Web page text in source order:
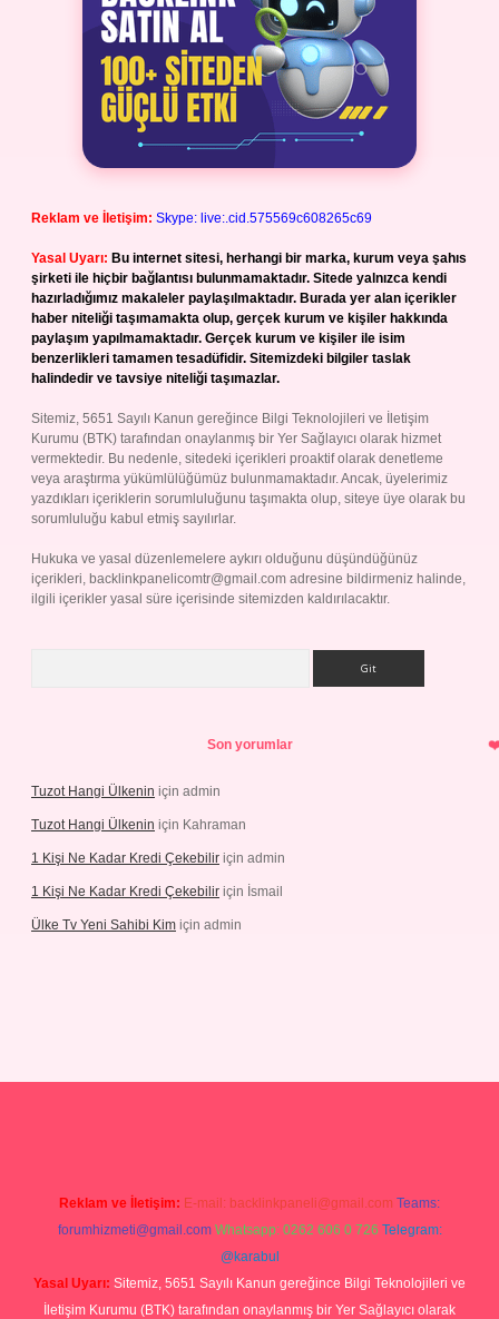
Reklam ve İletişim: Skype: live:.cid.575569c608265c69
Yasal Uyarı: Bu internet sitesi, herhangi bir marka, kurum veya şahıs
şirketi ile hiçbir bağlantısı bulunmamaktadır. Sitede yalnızca kendi
hazırladığımız makaleler paylaşılmaktadır. Burada yer alan içerikler
haber niteliği taşımamakta olup, gerçek kurum ve kişiler hakkında
paylaşım yapılmamaktadır. Gerçek kurum ve kişiler ile isim
benzerlikleri tamamen tesadüfidir. Sitemizdeki bilgiler taslak
halindedir ve tavsiye niteliği taşımazlar.
Sitemiz, 5651 Sayılı Kanun gereğince Bilgi Teknolojileri ve İletişim
Kurumu (BTK) tarafından onaylanmış bir Yer Sağlayıcı olarak hizmet
vermektedir. Bu nedenle, sitedeki içerikleri proaktif olarak denetleme
veya araştırma yükümlülüğümüz bulunmamaktadır. Ancak, üyelerimiz
yazdıkları içeriklerin sorumluluğunu taşımakta olup, siteye üye olarak bu
sorumluluğu kabul etmiş sayılırlar.
Hukuka ve yasal düzenlemelere aykırı olduğunu düşündüğünüz
içerikleri, backlinkpanelicomtr@gmail.com adresine bildirmeniz halinde,
ilgili içerikler yasal süre içerisinde sitemizden kaldırılacaktır.
Son yorumlar
Tuzot Hangi Ülkenin için admin
Tuzot Hangi Ülkenin için Kahraman
1 Kişi Ne Kadar Kredi Çekebilir için admin
1 Kişi Ne Kadar Kredi Çekebilir için İsmail
Ülke Tv Yeni Sahibi Kim için admin
Reklam ve İletişim: E-mail: backlinkpaneli@gmail.com Teams:
forumhizmeti@gmail.com Whatsapp: 0262 606 0 726 Telegram:
@karabul
Yasal Uyarı: Sitemiz, 5651 Sayılı Kanun gereğince Bilgi Teknolojileri ve
İletişim Kurumu (BTK) tarafından onaylanmış bir Yer Sağlayıcı olarak